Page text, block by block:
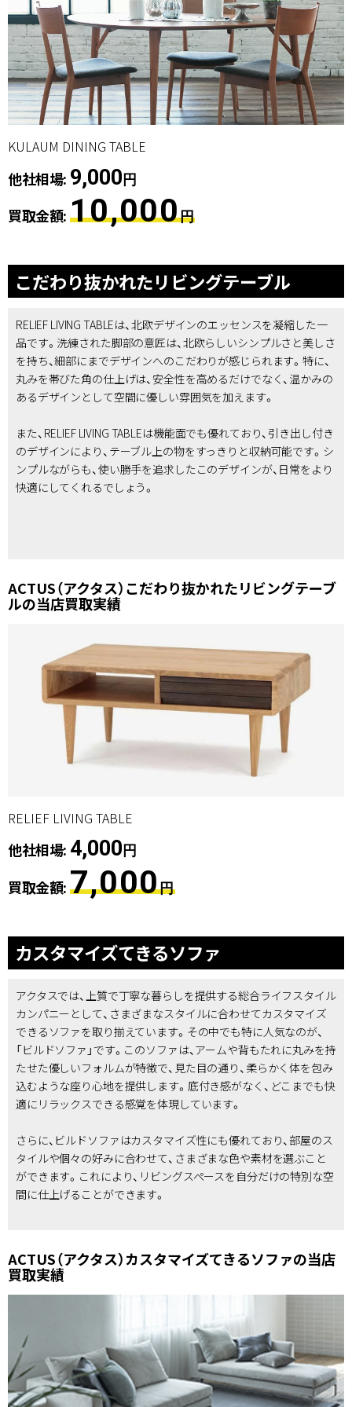
KULAUM DINING TABLE
他社相場: 9,000円
買取金額:10,000円
こだわり抜かれたリビングテーブル
RELIEF LIVING TABLEは、北欧デザインのエッセンスを凝縮した一
品です。洗練された脚部の意匠は、北欧らしいシンプルさと美しさ
を持ち、細部にまでデザインへのこだわりが感じられます。特に、
丸みを帯びた角の仕上げは、安全性を高めるだけでなく、温かみの
あるデザインとして空間に優しい雰囲気を加えます。
また、RELIEF LIVING TABLEは機能面でも優れており、引き出し付き
のデザインにより、テーブル上の物をすっきりと収納可能です。シ
ンプルながらも、使い勝手を追求したこのデザインが、日常をより
快適にしてくれるでしょう。
ACTUS（アクタス）こだわり抜かれたリビングテーブ
ルの当店買取実績
RELIEF LIVING TABLE
他社相場: 4,000円
買取金額:7,000円
カスタマイズてきるソファ
アクタスでは、上質で丁寧な暮らしを提供する総合ライフスタイル
カンパニーとして、さまざまなスタイルに合わせてカスタマイズ
できるソファを取り揃えています。その中でも特に人気なのが、
「ビルドソファ」です。このソファは、アームや背もたれに丸みを持
たせた優しいフォルムが特徴で、見た目の通り、柔らかく体を包み
込むような座り心地を提供します。底付き感がなく、どこまでも快
適にリラックスできる感覚を体現しています。
さらに、ビルドソファはカスタマイズ性にも優れており、部屋のス
タイルや個々の好みに合わせて、さまざまな色や素材を選ぶこと
ができます。これにより、リビングスペースを自分だけの特別な空
間に仕上げることができます。
ACTUS（アクタス）カスタマイズてきるソファの当店
買取実績